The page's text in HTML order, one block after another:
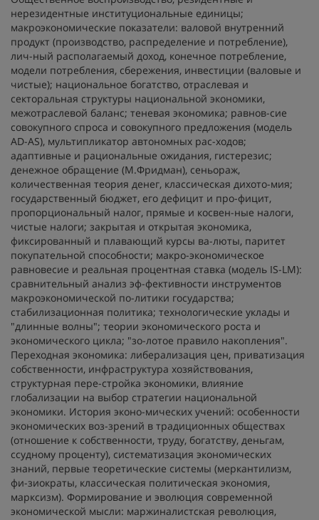
нерезидентные институциональные единицы;
макроэкономические показатели: валовой внутренний
продукт (производство, распределение и потребление),
лич-ный располагаемый доход, конечное потребление,
модели потребления, сбережения, инвестиции (валовые и
чистые); национальное богатство, отраслевая и
секторальная структуры национальной экономики,
межотраслевой баланс; теневая экономика; равнов-сие
совокупного спроса и совокупного предложения (модель
AD-AS), мультипликатор автономных рас-ходов;
адаптивные и рациональные ожидания, гистерезис;
денежное обращение (М.Фридман), сеньораж,
количественная теория денег, классическая дихото-мия;
государственный бюджет, его дефицит и про-фицит,
пропорциональный налог, прямые и косвен-ные налоги,
чистые налоги; закрытая и открытая экономика,
фиксированный и плавающий курсы ва-люты, паритет
покупательной способности; макро-экономическое
равновесие и реальная процентная ставка (модель IS-LM):
сравнительный анализ эф-фективности инструментов
макроэкономической по-литики государства;
стабилизационная политика; технологические уклады и
"длинные волны"; теории экономического роста и
экономического цикла; "зо-лотое правило накопления".
Переходная экономика: либерализация цен, приватизация
собственности, инфраструктура хозяйствования,
структурная пере-стройка экономики, влияние
глобализации на выбор стратегии национальной
экономики. История эконо-мических учений: особенности
экономических воз-зрений в традиционных обществах
(отношение к собственности, труду, богатству, деньгам,
ссудному проценту), систематизация экономических
знаний, первые теоретические системы (меркантилизм,
фи-зиократы, классическая политическая экономия,
марксизм). Формирование и эволюция современной
экономической мысли: маржиналистская революция,